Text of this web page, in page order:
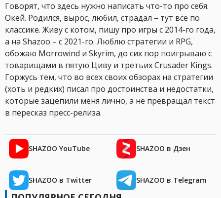
Говорят, что здесь нужно написать что-то про себя.
Окей. Родился, вырос, любил, страдал – тут все по
классике. Живу с котом, пишу про игры с 2014-го года,
а на Shazoo – с 2021-го. Люблю стратегии и RPG,
обожаю Morrowind и Skyrim, до сих пор поигрываю с
товарищами в пятую Циву и третьих Crusader Kings.
Горжусь тем, что во всех своих обзорах на стратегии
(хоть и редких) писал про достоинства и недостатки,
которые зацепили меня лично, а не превращал текст
в пересказ пресс-релиза.
SHAZOO YouTube SHAZOO в Дзен
SHAZOO в Twitter SHAZOO в Telegram